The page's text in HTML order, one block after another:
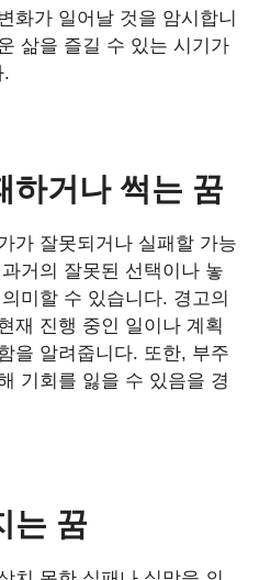
화가 일어날 것을 암시합니
삶을 즐길 수 있는 시기가
.
하거나 썩는 꿈
가 잘못되거나 실패할 가능
거의 잘못된 선택이나 놓
미할 수 있습니다. 경고의
재 진행 중인 일이나 계획
을 알려줍니다. 또한, 부주
기회를 잃을 수 있음을 경
는 꿈